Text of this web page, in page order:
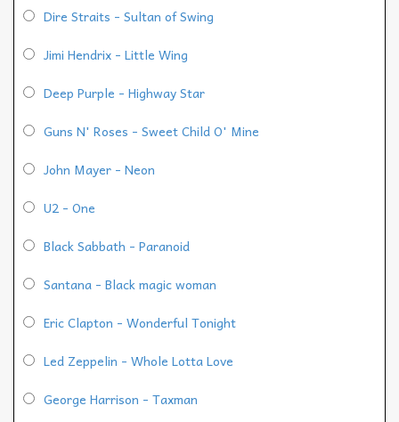
Dire Straits - Sultan of Swing
Jimi Hendrix - Little Wing
Deep Purple - Highway Star
Guns N' Roses - Sweet Child O' Mine
John Mayer - Neon
U2 - One
Black Sabbath - Paranoid
Santana - Black magic woman
Eric Clapton - Wonderful Tonight
Led Zeppelin - Whole Lotta Love
George Harrison - Taxman